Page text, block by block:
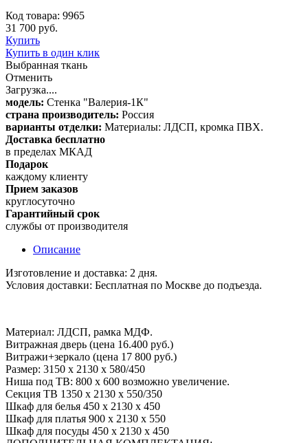
Код товара: 9965
31 700 руб.
Купить
Купить в один клик
Выбранная ткань
Отменить
Загрузка....
модель: Стенка "Валерия-1К"
страна производитель: Россия
варианты отделки: Материалы: ЛДСП, кромка ПВХ.
Доставка бесплатно
в пределах МКАД
Подарок
каждому клиенту
Прием заказов
круглосуточно
Гарантийный срок
службы от производителя
Описание
Изготовление и доставка: 2 дня.
Условия доставки: Бесплатная по Москве до подъезда.
Материал: ЛДСП, рамка МДФ.
Витражная дверь (цена 16.400 руб.)
Витражи+зеркало (цена 17 800 руб.)
Размер: 3150 х 2130 х 580/450
Ниша под ТВ: 800 х 600 возможно увеличение.
Секция ТВ 1350 х 2130 х 550/350
Шкаф для белья 450 х 2130 х 450
Шкаф для платья 900 х 2130 х 550
Шкаф для посуды 450 х 2130 х 450